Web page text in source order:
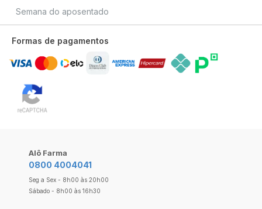
Semana do aposentado
Formas de pagamentos
Alô Farma
0800 4004041
Seg a Sex - 8h00 às 20h00
Sábado - 8h00 às 16h30